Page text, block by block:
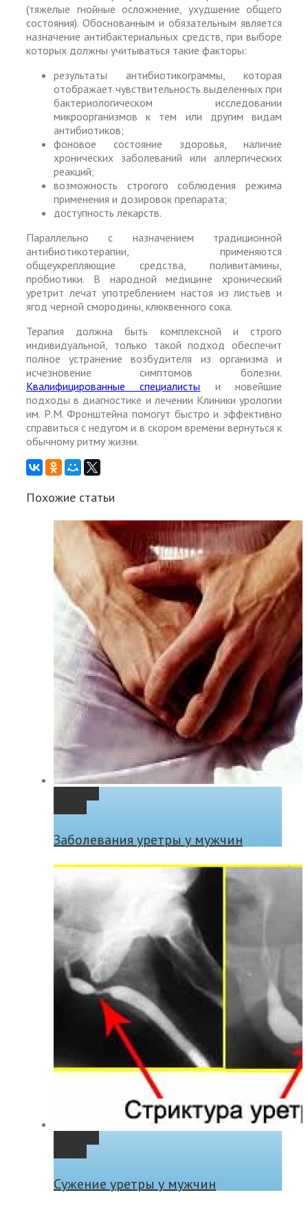
(тяжелые гнойные осложнение, ухудшение общего
состояния). Обоснованным и обязательным является
назначение антибактериальных средств, при выборе
которых должны учитываться такие факторы:
результаты антибиотикограммы, которая
отображает чувствительность выделенных при
бактериологическом исследовании
микроорганизмов к тем или другим видам
антибиотиков;
фоновое состояние здоровья, наличие
хронических заболеваний или аллергических
реакций;
возможность строгого соблюдения режима
применения и дозировок препарата;
доступность лекарств.
Параллельно с назначением традиционной
антибиотикотерапии, применяются
общеукрепляющие средства, поливитамины,
пробиотики. В народной медицине хронический
уретрит лечат употреблением настоя из листьев и
ягод черной смородины, клюквенного сока.
Терапия должна быть комплексной и строго
индивидуальной, только такой подход обеспечит
полное устранение возбудителя из организма и
исчезновение симптомов болезни.
Квалифицированные специалисты и новейшие
подходы в диагностике и лечении Клиники урологии
им. Р.М. Фронштейна помогут быстро и эффективно
справиться с недугом и в скором времени вернуться к
обычному ритму жизни.
Похожие статьи
Заболевания уретры у мужчин
Сужение уретры у мужчин